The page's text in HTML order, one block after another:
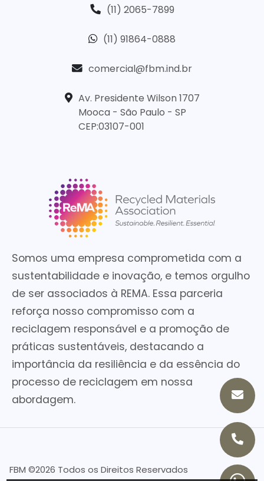
(11) 2065-7899
(11) 91864-0888
comercial@fbm.ind.br
Av. Presidente Wilson 1707
Mooca - São Paulo - SP
CEP:03107-001
Somos uma empresa comprometida com a
sustentabilidade e inovação, e temos orgulho
de ser associados à REMA. Essa parceria
reforça nosso compromisso com a
reciclagem responsável e a promoção de
práticas sustentáveis, destacando a
importância da resiliência e da essência do
processo de reciclagem em nossa
abordagem.
FBM ©2026 Todos os Direitos Reservados